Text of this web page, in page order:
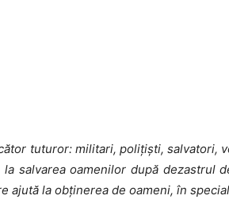
tuturor: militari, polițiști, salvatori,
salvarea oamenilor după dezastrul
ajută la obținerea de oameni, în